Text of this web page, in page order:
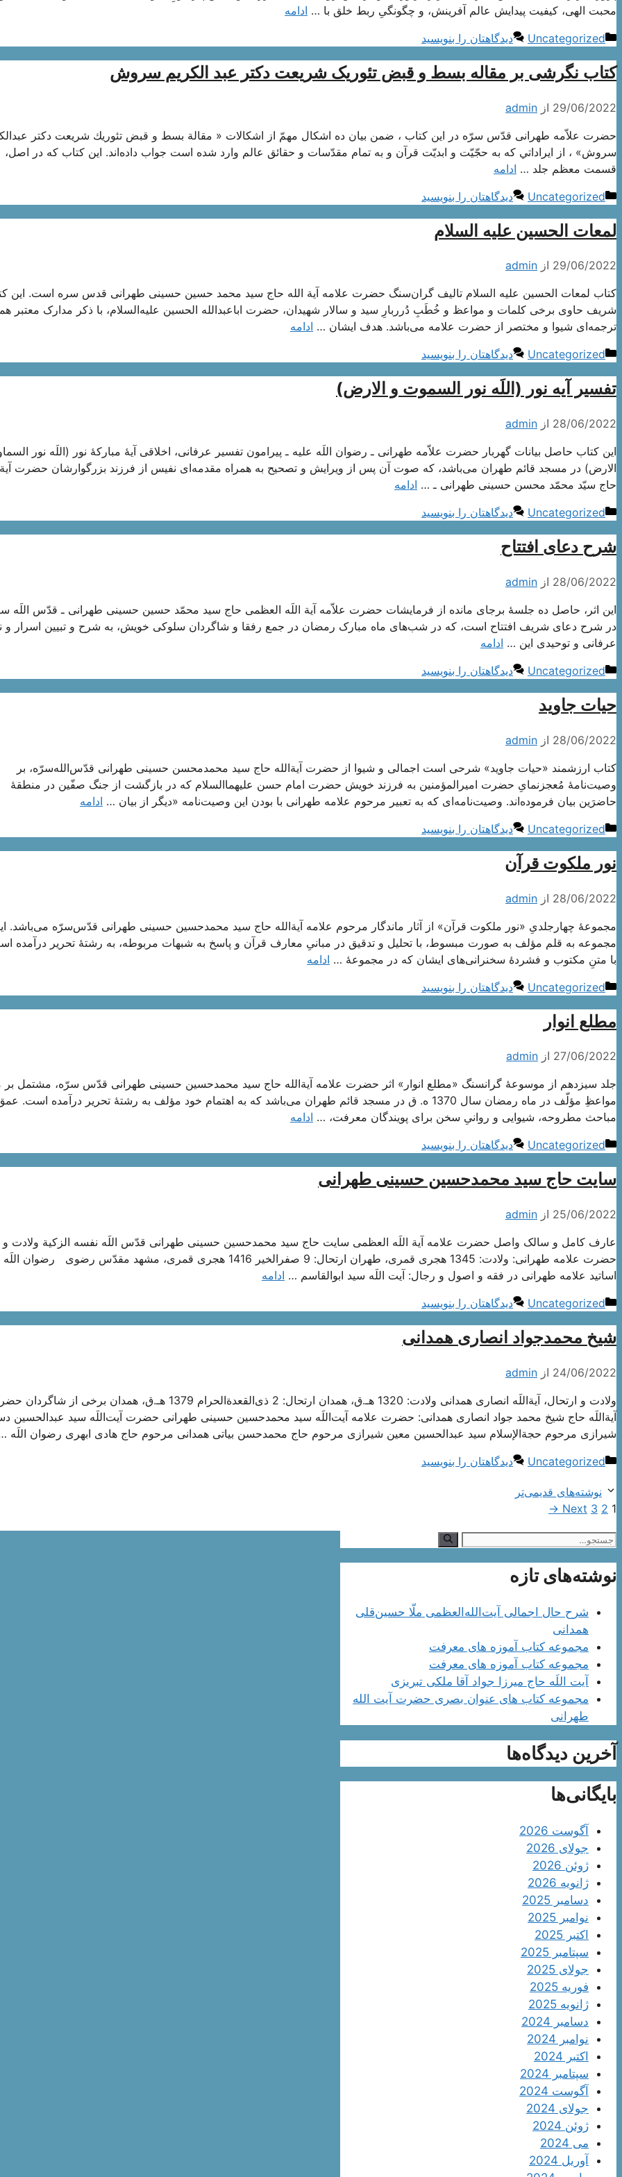
محبت الهی، کیفیت پیدایش عالم آفرینش، و چگونگیِ ربط خلق با … ادامه
دسته‌ها
Uncategorized دیدگاهتان را بنویسید
کتاب نگرشی بر مقاله بسط و قبض تئوریک شریعت دکتر عبد الکریم سروش
29/06/2022 از admin
حضرت‌ علاّمه‌ طهرانی قدّس‌ سرّه‌ در اين‌ كتاب‌ ، ضمن‌ بيان‌ ده‌ اشكال‌ مهمّ از اشكالات‌ « مقالة‌ بسط‌ و قبض‌ تئوريك‌ شريعت‌ دكتر
سروش‌» ، از ايراداتي‌ كه‌ به‌ حجّيّت‌ و ابديّت‌ قرآن‌ و به تمام‌ مقدّسات‌ و حقائق‌ عالم‌ وارد شده‌ است‌ جواب‌ داده‌اند. اين‌ كتاب‌ كه‌ در اصل‌،
قسمت‌ معظم‌ جلد … ادامه
دسته‌ها
Uncategorized دیدگاهتان را بنویسید
لمعات الحسین علیه السلام
29/06/2022 از admin
کتاب لمعات الحسین علیه السلام تالیف گران‌سنگ حضرت علامه آیة الله حاج سید محمد حسین حسینی طهرانی قدس سره است. این
شریف حاوی برخی کلمات و مواعظ و خُطَبِ دُرربارِ سید و سالار شهیدان، حضرت اباعبدالله الحسین علیه‌السلام، با ذکر مدارک معتبر
ترجمه‌ای شیوا و مختصر از حضرت علامه می‌باشد. هدف ایشان … ادامه
دسته‌ها
Uncategorized دیدگاهتان را بنویسید
تفسیر آیه نور (اللَه نور السموت و الارض)
28/06/2022 از admin
این کتاب حاصل بیانات گهربار حضرت علاّمه طهرانی ـ رضوان اللَه علیه ـ پیرامون تفسیر عرفانی، اخلاقی آیۀ مبارکۀ نور (اللَه نور
الارض) در مسجد قائم طهران می‌باشد، که صوت آن پس از ویرایش و تصحیح به همراه مقدمه‌ای نفیس از فرزند بزرگوارشان حضرت آیة
حاج سیّد محمّد محسن حسینی طهرانی ـ … ادامه
دسته‌ها
Uncategorized دیدگاهتان را بنویسید
شرح دعای افتتاح
28/06/2022 از admin
این اثر، حاصل ده جلسۀ برجای مانده از فرمایشات حضرت علاّمه آیة اللَه العظمی حاج سید محمّد حسین حسینی طهرانی ـ قدّس اللَه
در شرح دعای شریف افتتاح است، که در شب‌های ماه مبارک رمضان در جمع رفقا و شاگردان سلوکی خویش، به شرح و تبیین اسرار و
عرفانی و توحیدی این … ادامه
دسته‌ها
Uncategorized دیدگاهتان را بنویسید
حیات جاوید
28/06/2022 از admin
کتاب ارزشمند «حیات جاوید» شرحی است اجمالی و شیوا از حضرت آیة‌الله حاج سید محمدمحسن حسینی طهرانی قدّس‌الله‌سرّه، بر
وصیت‌نامۀ مُعجز‌نمایِ حضرت امیرالمؤمنین به فرزند خویش حضرت امام حسن علیهما‌السلام که در بازگشت از جنگ صفّین در منطقۀ
حاضرَین بیان فرموده‌اند. وصیت‌نامه‌ای که به تعبیر مرحوم علامه طهرانی با بودن این وصیت‌نامه «دیگر از بیان … ادامه
دسته‌ها
Uncategorized دیدگاهتان را بنویسید
نور ملکوت قرآن
28/06/2022 از admin
مجموعۀ چهار‌جلدیِ «نور ملکوت قرآن» از آثار ماندگار مرحوم علامه آیة‌الله حاج سید محمدحسین حسینی طهرانی قدّس‌سرّه می‌باشد.
مجموعه به قلم مؤلف به صورت مبسوط، با تحلیل و تدقیق در مبانیِ معارف قرآن و پاسخ به شبهات مربوطه، به رشتۀ تحریر درآمده
با متنِ مکتوب و فشردۀ سخنرانی‌های ایشان که در مجموعۀ … ادامه
دسته‌ها
Uncategorized دیدگاهتان را بنویسید
مطلع انوار
27/06/2022 از admin
جلد سیزدهم از موسوعۀ گرانسنگ «مطلع انوار» اثر حضرت علامه آیة‌الله حاج سید محمدحسین حسینی طهرانی قدّس سرّه، مشتمل بر
مواعظِ مؤلّف در ماه رمضان سال 1370 ه. ق در مسجد قائم طهران می‌باشد که به اهتمام خود مؤلف به رشتۀ تحریر درآمده است.
مباحث مطروحه، شیوایی و روانیِ سخن برای پویندگان معرفت، … ادامه
دسته‌ها
Uncategorized دیدگاهتان را بنویسید
سایت حاج سید محمدحسین حسینی طهرانی
25/06/2022 از admin
عارف کامل و سالک واصل حضرت علامه آیة اللَه العظمی سایت حاج سید محمدحسین حسینی طهرانی قدّس اللَه نفسه الزکیة ولادت
حضرت علامه طهرانی: ولادت: 1345 هجری قمری، طهران ارتحال: 9 صفرالخیر 1416 هجری قمری، مشهد مقدّس رضوی
اساتید علامه طهرانی در فقه و اصول و رجال: آیت اللَه سید ابوالقاسم … ادامه
دسته‌ها
Uncategorized دیدگاهتان را بنویسید
شیخ محمدجواد انصاری همدانی
24/06/2022 از admin
ولادت و ارتحال، آیةاللَه انصاری همدانی ولادت: 1320 هـ.ق، همدان ارتحال: 2 ذی‌القعدةالحرام 1379 هـ.ق، همدان برخی از
آیةاللَه حاج شیخ محمد جواد انصاری همدانی: حضرت علامه آیت‌اللَه سید محمدحسین حسینی طهرانی حضرت آیت‌اللَه سید عبدالحسین
شیرازی مرحوم حجةالإسلام سید عبدالحسین معین شیرازی مرحوم حاج محمدحسن بیاتی همدانی مرحوم حاج هادی ابهری رضوان اللَه
دسته‌ها
Uncategorized دیدگاهتان را بنویسید
ناوبری
نوشته‌ها
نوشته‌های قدیمی‌تر
Page
1
Page
2
Page
3
Next
→
جستجوی
نوشته‌های تازه
شرح حال اجمالی آیت‌الله‌العظمی ملّا حسین‌قلی
همدانی
مجموعه کتاب آموزه های معرفت
مجموعه کتاب آموزه های معرفت
آیت اللَه حاج میرزا جواد آقا ملکی تبریزی
مجموعه کتاب های عنوان بصری حضرت آیت الله
طهرانی
آخرین دیدگاه‌ها
بایگانی‌ها
آگوست 2026
جولای 2026
ژوئن 2026
ژانویه 2026
دسامبر 2025
نوامبر 2025
اکتبر 2025
سپتامبر 2025
جولای 2025
فوریه 2025
ژانویه 2025
دسامبر 2024
نوامبر 2024
اکتبر 2024
سپتامبر 2024
آگوست 2024
جولای 2024
ژوئن 2024
می 2024
آوریل 2024